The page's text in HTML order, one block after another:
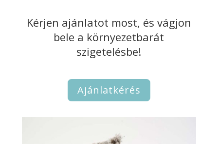
Kérjen ajánlatot most, és vágjon
bele a környezetbarát
szigetelésbe!
Ajánlatkérés